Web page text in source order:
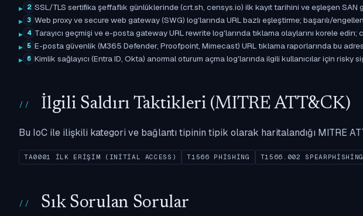
2 SSL/TLS sertifika şeffaflık günlüklerinde (crt.sh, censys.io) ilk kayıt tarihini ve eşleşen SAN
3 Web proxy ve secure web gateway (SWG) log'larında URL bazlı eşleştirme; başarılı/
4 Tarayıcı geçmişi ve e-posta gateway URL rewrite log'larında tıklama olaylarını korele
5 E-posta güvenlik (M365 Defender, Proofpoint, Mimecast) URL tıklama raporlarında bu
6 Kimlik sağlayıcı (Entra ID, Okta) anormal oturum açma log'larında ilgili kullanıcılar için risky
İlgili Saldırı Taktikleri (MITRE ATT&CK)
Bu IoC ile ilişkili kategori ve bağlantı tipinin tipik olarak haritalandığı MITRE
TA0001 İLK ERIŞIM (INITIAL ACCESS) T1566 PHISHING T1566.002
Sık Sorulan Sorular